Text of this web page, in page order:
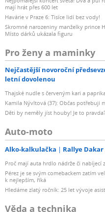
mají hrát přes 600 let
Havárie v Praze 6: Tisíce lidí bez vody!
Skromné narozeniny manželky prince
Místo dárků ukázala figuru
Pro ženy a maminky
Nejčastější novoroční
letní dovolenou
Thajské nudle s červeným kari a
Kamila Nývltová (37): Občas potřebuji
Děti by neměly jíst houby! Je to
Auto-moto
Alko-kalkulačka Rallye Dakar
Proč mají auta hrdlo nádrže či nabíjecí
Pérez je se svým comebackem zatím
k nejlepším, říká
Hledáme zlatý ročník: 25 let vývoje
Věda a technika